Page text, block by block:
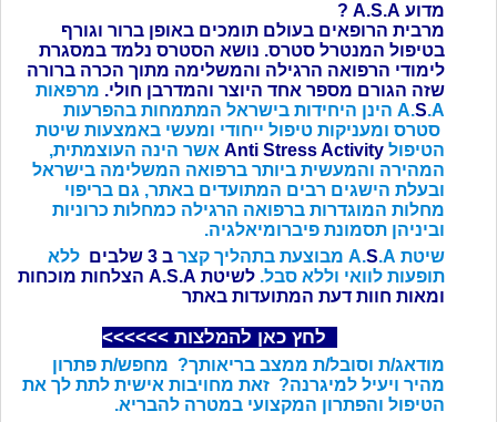
מדוע A.S.A ?
מרבית הרופאים בעולם תומכים באופן ברור וגורף
בטיפול המנטרל סטרס. נושא הסטרס נלמד במסגרת
לימודי הרפואה הרגילה והמשלימה מתוך הכרה ברורה
שזה הגורם מספר אחד היוצר והמדרבן חולי. מרפאות
A.S
.A הינן היחידות בישראל המתמחות בהפרעות
סטרס ומעניקות טיפול ייחודי ומעשי באמצעות שיטת
הטיפולAnti Stress Activity
אשר הינה העוצמתית,
המהירה והמעשית ביותר ברפואה המשלימה בישראל
ובעלת הישגים רבים המתועדים באתר, גם בריפוי
מחלות המוגדרות ברפואה הרגילה כמחלות כרוניות
וביניהן תסמונת פיברומיאלגיה.
שיטת A.
S.A מבוצעת בתהליך קצר ב 3 שלבים
ללא
תופעות לוואי וללא סבל.
לשיטת A.S.A הצלחות מוכחות
ומאות חוות דעת המתועדות באתר
לחץ כאן להמלצות >>>>>>
מודאג/ת וסובל/ת ממצב בריאותך? מחפש/ת פתרון
מהיר ויעיל למיגרנה? זאת מחויבות אישית לתת לך את
הטיפול והפתרון המקצועי במטרה להבריא.